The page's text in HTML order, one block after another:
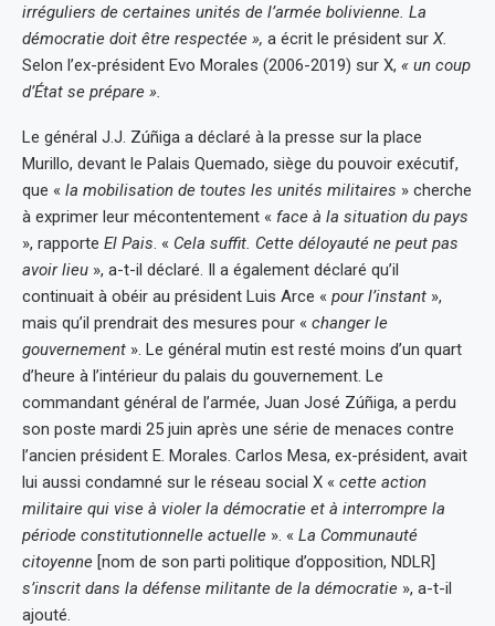
irréguliers de certaines unités de l’armée bolivienne. La
démocratie doit être respectée », a écrit le président sur X.
Selon l’ex-président Evo Morales (2006-2019) sur X, « un coup
d’État se prépare ».
Le général J.J. Zúñiga a déclaré à la presse sur la place
Murillo, devant le Palais Quemado, siège du pouvoir exécutif,
que « la mobilisation de toutes les unités militaires » cherche
à exprimer leur mécontentement « face à la situation du pays
», rapporte El Pais. « Cela suffit. Cette déloyauté ne peut pas
avoir lieu », a-t-il déclaré. Il a également déclaré qu’il
continuait à obéir au président Luis Arce « pour l’instant »,
mais qu’il prendrait des mesures pour « changer le
gouvernement ». Le général mutin est resté moins d’un quart
d’heure à l’intérieur du palais du gouvernement. Le
commandant général de l’armée, Juan José Zúñiga, a perdu
son poste mardi 25 juin après une série de menaces contre
l’ancien président E. Morales. Carlos Mesa, ex-président, avait
lui aussi condamné sur le réseau social X « cette action
militaire qui vise à violer la démocratie et à interrompre la
période constitutionnelle actuelle ». « La Communauté
citoyenne [nom de son parti politique d’opposition, NDLR]
s’inscrit dans la défense militante de la démocratie », a-t-il
ajouté.